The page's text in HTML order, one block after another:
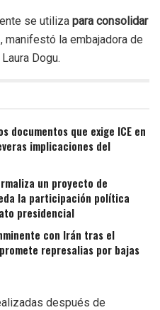
se utiliza para consolidar
manifestó la embajadora de
Dogu.
documentos que exige ICE en
implicaciones del
un proyecto de
la participación política
presidencial
con Irán tras el
represalias por bajas
después de